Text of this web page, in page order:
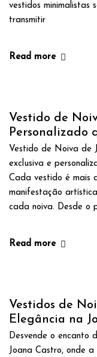
vestidos minimalistas
transmitir
Read more
Vestido de
Personalizado
Vestido de Noiva de
exclusiva e
Cada vestido é mais
manifestação
cada noiva. Desde o
Read more
Vestidos de
Elegância na
Desvende o encanto
Joana Castro, onde